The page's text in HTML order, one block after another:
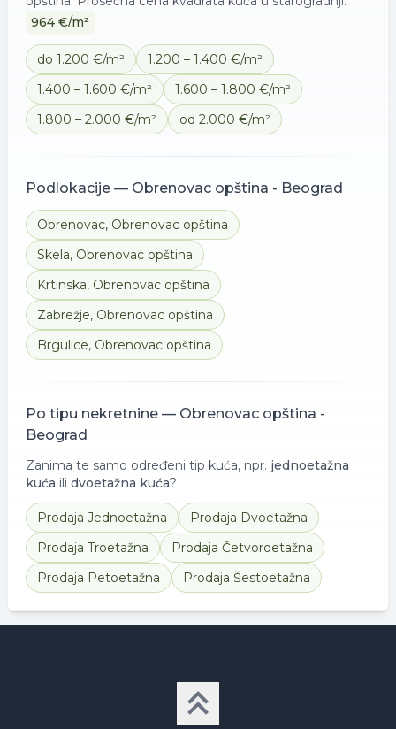
964 €/m²
do 1.200 €/m²
1.200 – 1.400 €/m²
1.400 – 1.600 €/m²
1.600 – 1.800 €/m²
1.800 – 2.000 €/m²
od 2.000 €/m²
Podlokacije — Obrenovac opština - Beograd
Obrenovac, Obrenovac opština
Skela, Obrenovac opština
Krtinska, Obrenovac opština
Zabrežje, Obrenovac opština
Brgulice, Obrenovac opština
Po tipu nekretnine — Obrenovac opština -
Beograd
Zanima te samo određeni tip kuća, npr. jednoetažna
kuća ili dvoetažna kuća?
Prodaja Jednoetažna Prodaja Dvoetažna
Prodaja Troetažna Prodaja Četvoroetažna
Prodaja Petoetažna Prodaja Šestoetažna